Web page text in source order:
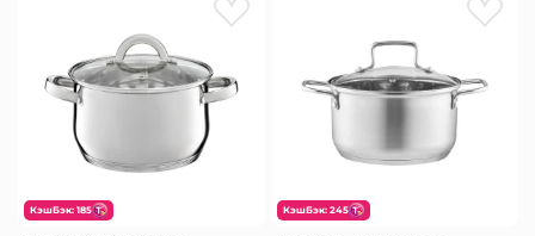
КэшБэк: 185 КэшБэк: 245